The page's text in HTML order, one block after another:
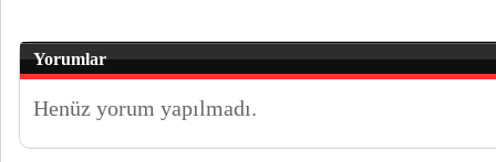
Yorumlar
Henüz yorum yapılmadı.